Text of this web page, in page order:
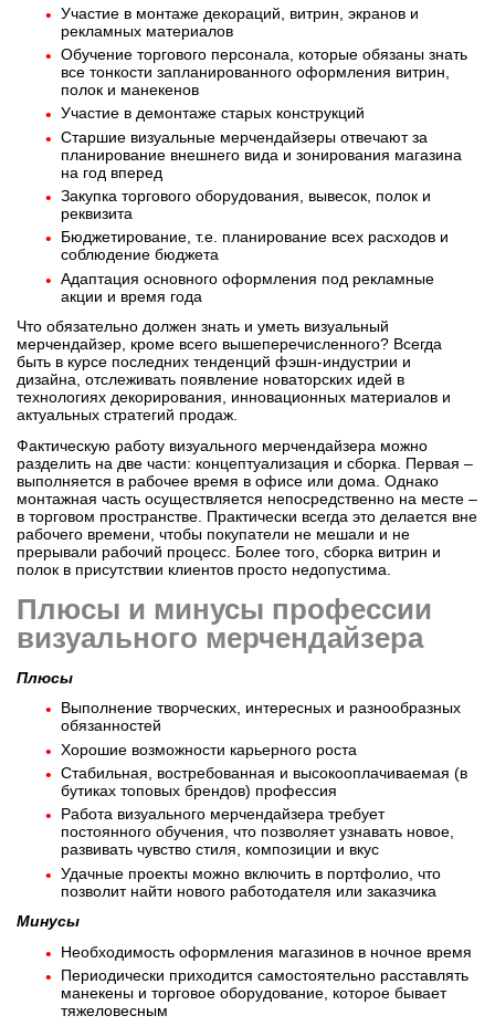
Участие в монтаже декораций, витрин, экранов и
рекламных материалов
Обучение торгового персонала, которые обязаны знать
все тонкости запланированного оформления витрин,
полок и манекенов
Участие в демонтаже старых конструкций
Старшие визуальные мерчендайзеры отвечают за
планирование внешнего вида и зонирования магазина
на год вперед
Закупка торгового оборудования, вывесок, полок и
реквизита
Бюджетирование, т.е. планирование всех расходов и
соблюдение бюджета
Адаптация основного оформления под рекламные
акции и время года
Что обязательно должен знать и уметь визуальный
мерчендайзер, кроме всего вышеперечисленного? Всегда
быть в курсе последних тенденций фэшн-индустрии и
дизайна, отслеживать появление новаторских идей в
технологиях декорирования, инновационных материалов и
актуальных стратегий продаж.
Фактическую работу визуального мерчендайзера можно
разделить на две части: концептуализация и сборка. Первая –
выполняется в рабочее время в офисе или дома. Однако
монтажная часть осуществляется непосредственно на месте –
в торговом пространстве. Практически всегда это делается вне
рабочего времени, чтобы покупатели не мешали и не
прерывали рабочий процесс. Более того, сборка витрин и
полок в присутствии клиентов просто недопустима.
Плюсы и минусы профессии
визуального мерчендайзера
Плюсы
Выполнение творческих, интересных и разнообразных
обязанностей
Хорошие возможности карьерного роста
Стабильная, востребованная и высокооплачиваемая (в
бутиках топовых брендов) профессия
Работа визуального мерчендайзера требует
постоянного обучения, что позволяет узнавать новое,
развивать чувство стиля, композиции и вкус
Удачные проекты можно включить в портфолио, что
позволит найти нового работодателя или заказчика
Минусы
Необходимость оформления магазинов в ночное время
Периодически приходится самостоятельно расставлять
манекены и торговое оборудование, которое бывает
тяжеловесным